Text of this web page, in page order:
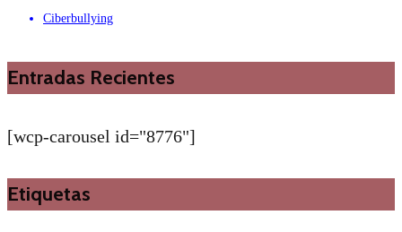
Ciberbullying
Entradas Recientes
[wcp-carousel id="8776"]
Etiquetas